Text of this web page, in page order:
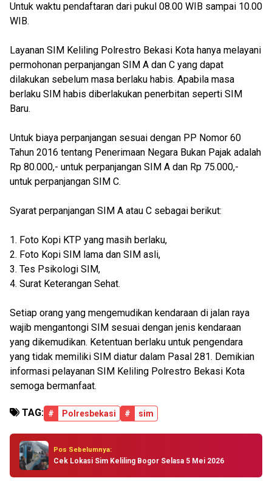
Untuk waktu pendaftaran dari pukul 08.00 WIB sampai 10.00
WIB.
Layanan SIM Keliling Polrestro Bekasi Kota hanya melayani
permohonan perpanjangan SIM A dan C yang dapat
dilakukan sebelum masa berlaku habis. Apabila masa
berlaku SIM habis diberlakukan penerbitan seperti SIM
Baru.
Untuk biaya perpanjangan sesuai dengan PP Nomor 60
Tahun 2016 tentang Penerimaan Negara Bukan Pajak adalah
Rp 80.000,- untuk perpanjangan SIM A dan Rp 75.000,-
untuk perpanjangan SIM C.
Syarat perpanjangan SIM A atau C sebagai berikut:
1. Foto Kopi KTP yang masih berlaku,
2. Foto Kopi SIM lama dan SIM asli,
3. Tes Psikologi SIM,
4. Surat Keterangan Sehat.
Setiap orang yang mengemudikan kendaraan di jalan raya
wajib mengantongi SIM sesuai dengan jenis kendaraan
yang dikemudikan. Ketentuan berlaku untuk pengendara
yang tidak memiliki SIM diatur dalam Pasal 281. Demikian
informasi pelayanan SIM Keliling Polrestro Bekasi Kota
semoga bermanfaat.
TAG: # Polresbekasi # sim
Pos Sebelumnya:
Cek Lokasi Sim Keliling Bogor Selasa 5 Mei 2026